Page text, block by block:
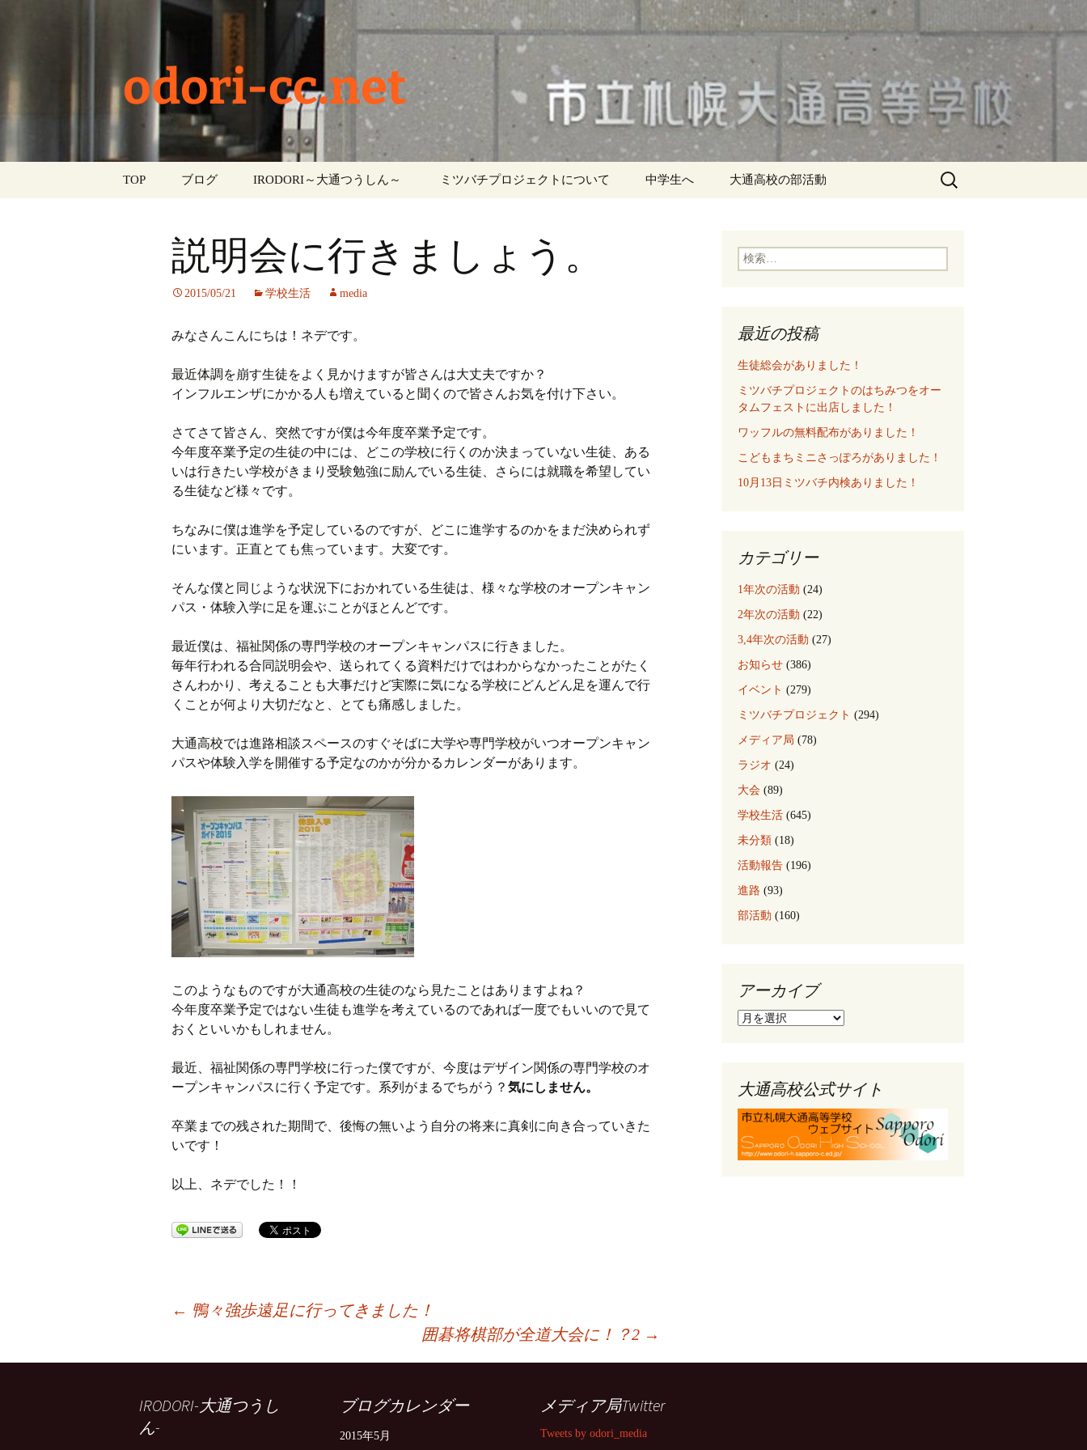
odori-cc.net
TOP ブログ
学校生活
イベント
ラジオ
ミツバチプロジェクト
メディア局
2年次の活動
3,4年次の活動
IRODORI～大通つうしん～ ‎ ミツバチプロジェクトについて 中学生へ 大通高校の部活動
検
索:
説明会に行きましょう。
2015/05/21 学校生活 media
みなさんこんにちは！ネデです。
最近体調を崩す生徒をよく見かけますが皆さんは大丈夫ですか？
インフルエンザにかかる人も増えていると聞くので皆さんお気を付け下さい。
さてさて皆さん、突然ですが僕は今年度卒業予定です。
今年度卒業予定の生徒の中には、どこの学校に行くのか決まっていない生徒、ある
いは行きたい学校がきまり受験勉強に励んでいる生徒、さらには就職を希望してい
る生徒など様々です。
ちなみに僕は進学を予定しているのですが、どこに進学するのかをまだ決められず
にいます。正直とても焦っています。大変です。
そんな僕と同じような状況下におかれている生徒は、様々な学校のオープンキャン
パス・体験入学に足を運ぶことがほとんどです。
最近僕は、福祉関係の専門学校のオープンキャンパスに行きました。
毎年行われる合同説明会や、送られてくる資料だけではわからなかったことがたく
さんわかり、考えることも大事だけど実際に気になる学校にどんどん足を運んで行
くことが何より大切だなと、とても痛感しました。
大通高校では進路相談スペースのすぐそばに大学や専門学校がいつオープンキャン
パスや体験入学を開催する予定なのかが分かるカレンダーがあります。
このようなものですが大通高校の生徒のなら見たことはありますよね？
今年度卒業予定ではない生徒も進学を考えているのであれば一度でもいいので見て
おくといいかもしれません。
最近、福祉関係の専門学校に行った僕ですが、今度はデザイン関係の専門学校のオ
ープンキャンパスに行く予定です。系列がまるでちがう？ 気にしません。
卒業までの残された期間で、後悔の無いよう自分の将来に真剣に向き合っていきた
いです！
以上、ネデでした！！
稿
← 鴨々強歩遠足に行ってきました！
囲碁将棋部が全道大会に！？2 →
検
索:
最近の投稿
生徒総会がありました！
ミツバチプロジェクトのはちみつをオー
タムフェストに出店しました！
ワッフルの無料配布がありました！
こどもまちミニさっぽろがありました！
10月13日ミツバチ内検ありました！
カテゴリー
1年次の活動 (24)
2年次の活動 (22)
3,4年次の活動 (27)
お知らせ (386)
イベント (279)
ミツバチプロジェクト (294)
メディア局 (78)
ラジオ (24)
大会 (89)
学校生活 (645)
未分類 (18)
活動報告 (196)
進路 (93)
部活動 (160)
アーカイブ
ア
ブ
大通高校公式サイト
IRODORI-大通つうし
ん-
ブログカレンダー
2015年5月
メディア局Twitter
Tweets by odori_media